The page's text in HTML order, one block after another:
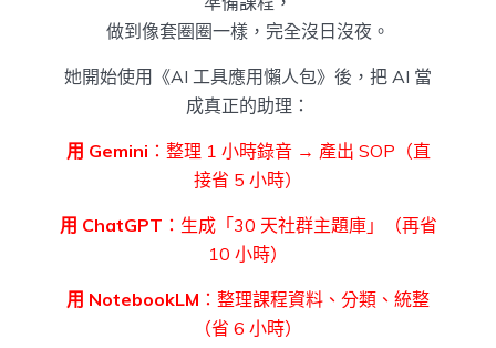
做到像套圈圈一樣，完全沒日沒夜。
她開始使用《AI 工具應用懶人包》後，把 AI 當
成真正的助理：
用 Gemini ：整理 1 小時錄音 → 產出 SOP（直
接省 5 小時）
用 ChatGPT ：生成「30 天社群主題庫」（再省
10 小時）
用 NotebookLM ：整理課程資料、分類、統整
（省 6 小時）